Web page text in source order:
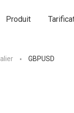
Produit
GBPUSD